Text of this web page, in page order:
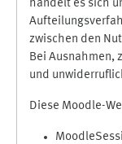
handelt es sich
zwischen den
Bei Ausnahmen,
und
Diese Moodle-